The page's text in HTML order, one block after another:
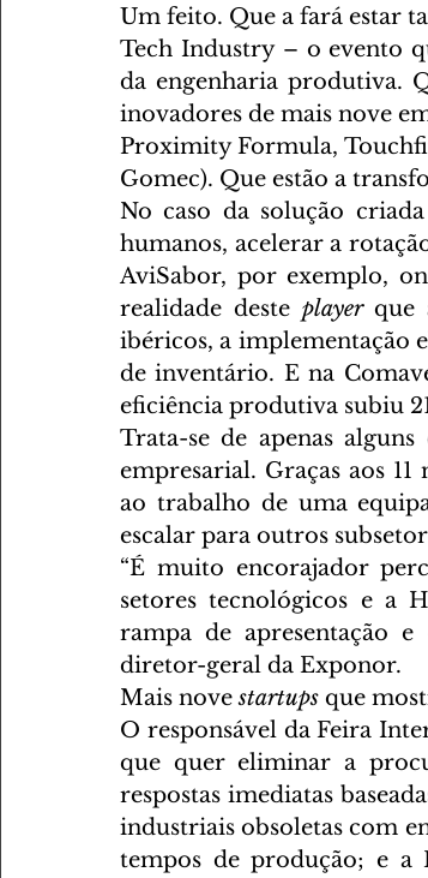
Um feito. Que a fará estar
Tech Industry – o evento
da engenharia produtiva.
inovadores de mais nove
Proximity Formula,
Gomec). Que estão a
No caso da solução
humanos, acelerar a
AviSabor, por exemplo,
realidade deste player que
ibéricos, a implementação
de inventário. E na
eficiência produtiva subiu
Trata-se de apenas
empresarial. Graças aos
ao trabalho de uma
escalar para outros
“É muito encorajador
setores tecnológicos e a
rampa de apresentação e
diretor-geral da Exponor.
Mais nove startups que
O responsável da Feira
que quer eliminar a
respostas imediatas
industriais obsoletas com
tempos de produção; e a